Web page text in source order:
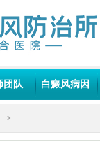
团队 白癜风病因
>